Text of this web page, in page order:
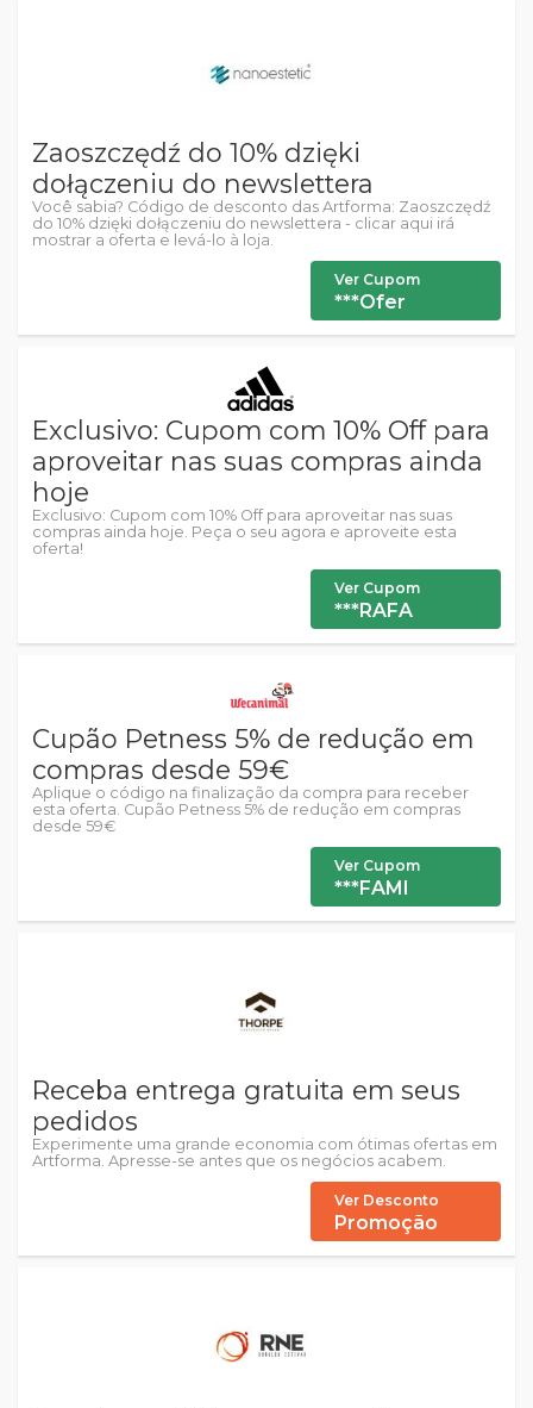
Zaoszczędź do 10% dzięki
dołączeniu do newslettera
Você sabia? Código de desconto das Artforma: Zaoszczędź
do 10% dzięki dołączeniu do newslettera - clicar aqui irá
mostrar a oferta e levá-lo à loja.
Ver Cupom
***Ofer
Exclusivo: Cupom com 10% Off para
aproveitar nas suas compras ainda
hoje
Exclusivo: Cupom com 10% Off para aproveitar nas suas
compras ainda hoje. Peça o seu agora e aproveite esta
oferta!
Ver Cupom
***RAFA
Cupão Petness 5% de redução em
compras desde 59€
Aplique o código na finalização da compra para receber
esta oferta. Cupão Petness 5% de redução em compras
desde 59€
Ver Cupom
***FAMI
Receba entrega gratuita em seus
pedidos
Experimente uma grande economia com ótimas ofertas em
Artforma. Apresse-se antes que os negócios acabem.
Ver Desconto
Promoção